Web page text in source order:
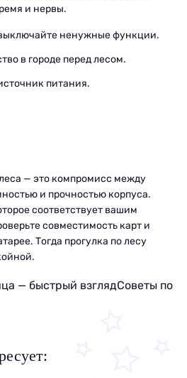
и нервы.
ненужные функции.
в городе перед лесом.
питания.
— это компромисс между
и прочностью корпуса.
соответствует вашим
совместимость карт и
Тогда прогулка по лесу
— быстрый взглядСоветы по